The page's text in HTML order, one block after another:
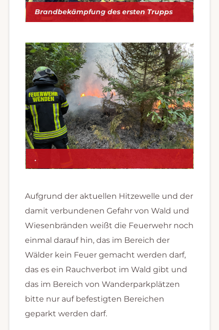
Brandbekämpfung des ersten Trupps
.
Aufgrund der aktuellen Hitzewelle und der
damit verbundenen Gefahr von Wald und
Wiesenbränden weißt die Feuerwehr noch
einmal darauf hin, das im Bereich der
Wälder kein Feuer gemacht werden darf,
das es ein Rauchverbot im Wald gibt und
das im Bereich von Wanderparkplätzen
bitte nur auf befestigten Bereichen
geparkt werden darf.